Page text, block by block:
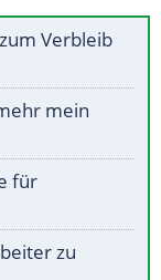
Verbleib
mein
für
zu